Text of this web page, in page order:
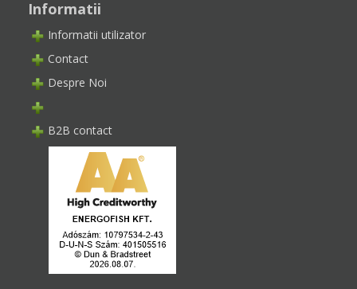
Informatii
Informatii utilizator
Contact
Despre Noi
B2B contact